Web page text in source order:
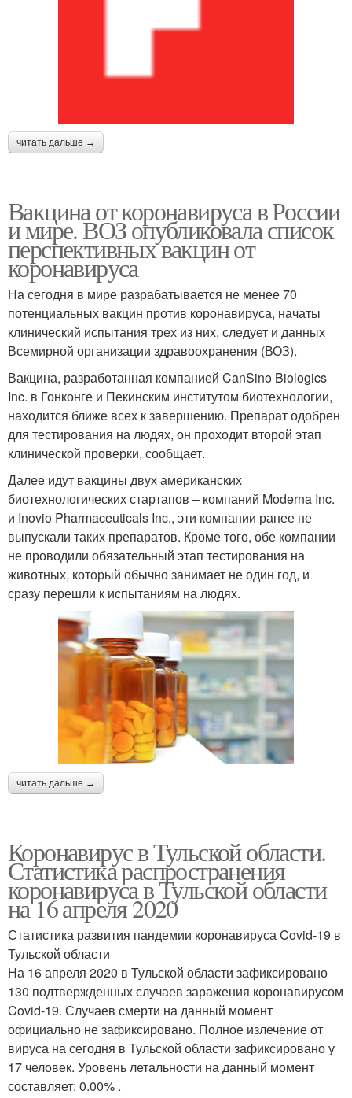
читать дальше →
Вакцина от коронавируса в России
и мире. ВОЗ опубликовала список
перспективных вакцин от
коронавируса
На сегодня в мире разрабатывается не менее 70
потенциальных вакцин против коронавируса, начаты
клинический испытания трех из них, следует и данных
Всемирной организации здравоохранения (ВОЗ).
Вакцина, разработанная компанией CanSino Biologics
Inc. в Гонконге и Пекинским институтом биотехнологии,
находится ближе всех к завершению. Препарат одобрен
для тестирования на людях, он проходит второй этап
клинической проверки, сообщает.
Далее идут вакцины двух американских
биотехнологических стартапов – компаний Moderna Inc.
и Inovio Pharmaceuticals Inc., эти компании ранее не
выпускали таких препаратов. Кроме того, обе компании
не проводили обязательный этап тестирования на
животных, который обычно занимает не один год, и
сразу перешли к испытаниям на людях.
читать дальше →
Коронавирус в Тульской области.
Статистика распространения
коронавируса в Тульской области
на 16 апреля 2020
Статистика развития пандемии коронавируса Covid-19 в
Тульской области
На 16 апреля 2020 в Тульской области зафиксировано
130 подтвержденных случаев заражения коронавирусом
Covid-19. Случаев смерти на данный момент
официально не зафиксировано. Полное излечение от
вируса на сегодня в Тульской области зафиксировано у
17 человек. Уровень летальности на данный момент
составляет: 0.00% .